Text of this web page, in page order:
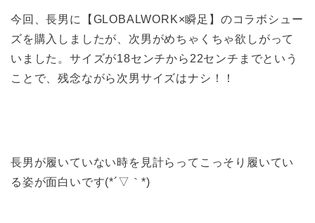
今回、長男に【GLOBALWORK×瞬足】のコラボシュー
ズを購入しましたが、次男がめちゃくちゃ欲しがって
いました。サイズが18センチから22センチまでという
ことで、残念ながら次男サイズはナシ！！
長男が履いていない時を見計らってこっそり履いてい
る姿が面白いです(*´▽｀*)